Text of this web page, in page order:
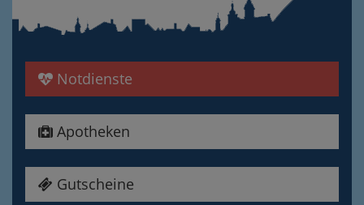
Notdienste
Apotheken
Gutscheine